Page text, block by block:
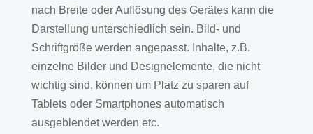
nach Breite oder Auflösung des Gerätes kann die
Darstellung unterschiedlich sein. Bild- und
Schriftgröße werden angepasst. Inhalte, z.B.
einzelne Bilder und Designelemente, die nicht
wichtig sind, können um Platz zu sparen auf
Tablets oder Smartphones automatisch
ausgeblendet werden etc.